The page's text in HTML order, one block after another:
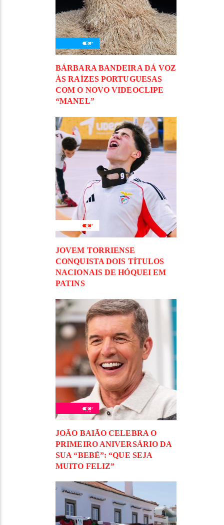
BÁRBARA BANDEIRA DÁ VOZ
ÀS RAÍZES PORTUGUESAS
COM O NOVO VIDEOCLIPE
“MANEL”
JOVEM TORRIENSE
CONQUISTA DOIS TÍTULOS
NACIONAIS DE HÓQUEI EM
PATINS
JOÃO BAIÃO CELEBRA O
PRIMEIRO ANIVERSÁRIO DA
SUA “BEBÉ”: “QUE SEJA
MUITO FELIZ”